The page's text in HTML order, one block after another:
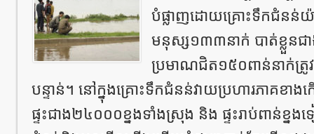
បំផ្លាញដោយគ្រោះទឹកជំនន់យ៉ា
មនុស្ស១៣៣នាក់ បាត់ខ្លួនជ
ប្រមាណជិត១៥០ពាន់នាក់ត្រូ
បន្ទាន់។ នៅក្នុងគ្រោះទឹកជំនន់វាយប្រហារភាគខាង
ផ្ទះជាង២៤០០០ខ្នងទាំងស្រុង និង ផ្ទះរាប់ពាន់ខ្នង